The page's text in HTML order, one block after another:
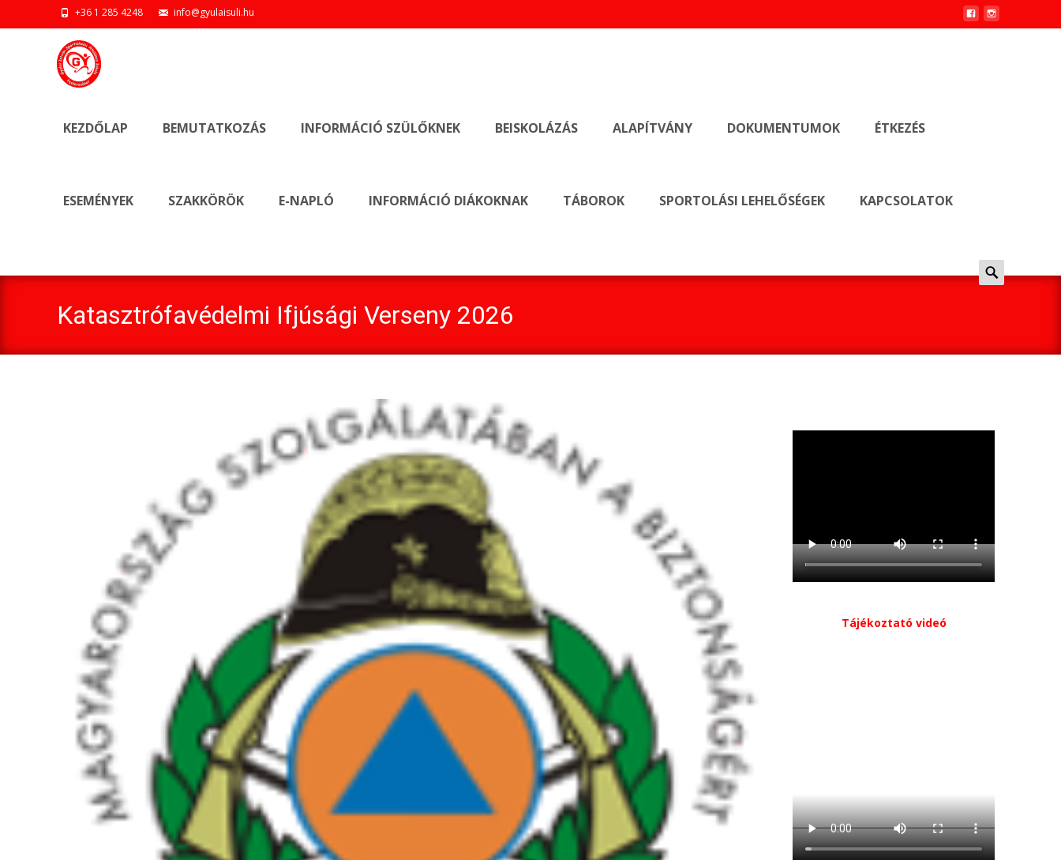
+36 1 285 4248 info@gyulaisuli.hu
KEZDŐLAP BEMUTATKOZÁS INFORMÁCIÓ SZÜLŐKNEK BEISKOLÁZÁS ALAPÍTVÁNY DOKUMENTUMOK ÉTKEZÉS
ESEMÉNYEK SZAKKÖRÖK E-NAPLÓ INFORMÁCIÓ DIÁKOKNAK TÁBOROK SPORTOLÁSI LEHELŐSÉGEK KAPCSOLATOK
Keresés
erre:
Katasztrófavédelmi Ifjúsági Verseny 2026
Tájékoztató videó